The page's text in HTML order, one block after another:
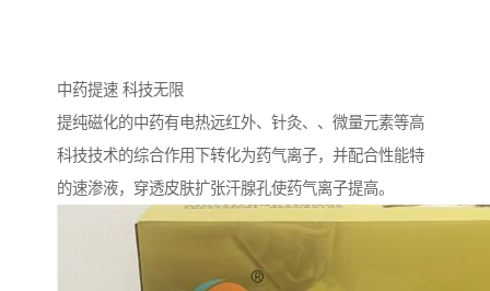
中药提速 科技无限
提纯磁化的中药有电热远红外、针灸、、微量元素等高
科技技术的综合作用下转化为药气离子，并配合性能特
的速渗液，穿透皮肤扩张汗腺孔使药气离子提高。